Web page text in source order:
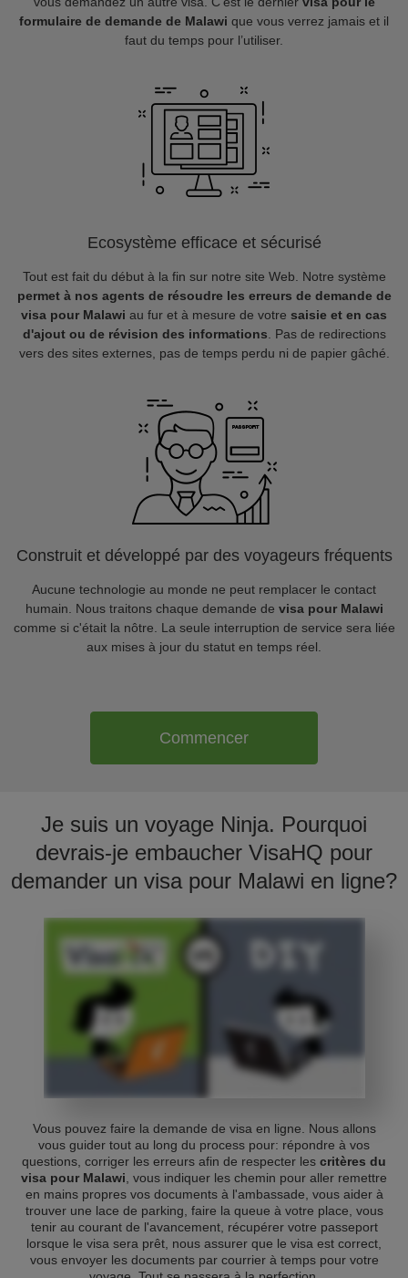
formulaire de demande de Malawi que vous verrez jamais et il
faut du temps pour l’utiliser.
Ecosystème efficace et sécurisé
Tout est fait du début à la fin sur notre site Web. Notre système
permet à nos agents de résoudre les erreurs de demande de
visa pour Malawi au fur et à mesure de votre saisie et en cas
d'ajout ou de révision des informations . Pas de redirections
vers des sites externes, pas de temps perdu ni de papier gâché.
Construit et développé par des voyageurs fréquents
Aucune technologie au monde ne peut remplacer le contact
humain. Nous traitons chaque demande de visa pour Malawi
comme si c'était la nôtre. La seule interruption de service sera liée
aux mises à jour du statut en temps réel.
Commencer
Je suis un voyage Ninja. Pourquoi
devrais-je embaucher VisaHQ pour
demander un visa pour Malawi en ligne?
Vous pouvez faire la demande de visa en ligne. Nous allons
vous guider tout au long du process pour: répondre à vos
questions, corriger les erreurs afin de respecter les critères du
visa pour Malawi , vous indiquer les chemin pour aller remettre
en mains propres vos documents à l'ambassade, vous aider à
trouver une lace de parking, faire la queue à votre place, vous
tenir au courant de l'avancement, récupérer votre passeport
lorsque le visa sera prêt, nous assurer que le visa est correct,
vous envoyer les documents par courrier à temps pour votre